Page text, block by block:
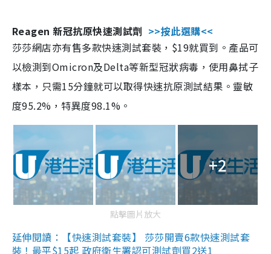
Reagen 新冠抗原快速測試劑 >>按此選購<<
莎莎網店亦有售多款快速測試套裝，$19就買到。產品可
以檢測到Omicron及Delta等新型冠狀病毒，使用鼻拭子
樣本，只需15分鐘就可以取得快速抗原測試結果。靈敏
度95.2%，特異度98.1%。
+2
點擊圖片放大
延伸閱讀：【快速測試套裝】 莎莎開賣6款快速測試套
裝！最平$15起 政府衛生署認可測試劑買2送1